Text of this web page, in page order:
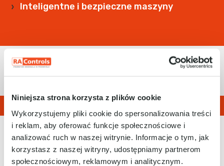
Niniejsza strona korzysta z plików cookie
Wykorzystujemy pliki cookie do spersonalizowania treści
i reklam, aby oferować funkcje społecznościowe i
analizować ruch w naszej witrynie. Informacje o tym, jak
korzystasz z naszej witryny, udostępniamy partnerom
społecznościowym, reklamowym i analitycznym.
Inteligentne i bezpieczne maszyny